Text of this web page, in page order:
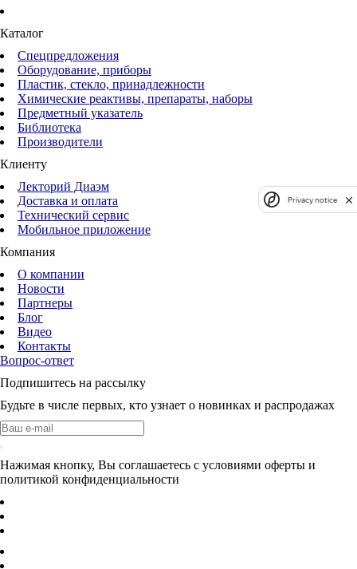
Каталог
Спецпредложения
Оборудование, приборы
Пластик, стекло, принадлежности
Химические реактивы, препараты, наборы
Предметный указатель
Библиотека
Производители
Клиенту
Лекторий Диаэм
Доставка и оплата
Технический сервис
Мобильное приложение
Компания
О компании
Новости
Партнеры
Блог
Видео
Контакты
Вопрос-ответ
Подпишитесь на рассылку
Будьте в числе первых, кто узнает о новинках и распродажах
Нажимая кнопку, Вы соглашаетесь с условиями оферты и
политикой конфиденциальности
Privacy notice